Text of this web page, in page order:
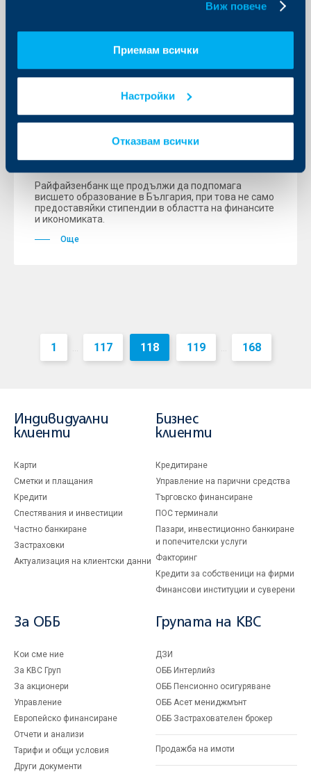
Виж повече
Приемам всички
Настройки
Отказвам всички
Райфайзенбанк предостави 216
колежи в цялата страна на обща
стойност 32 400 лв.
Райфайзенбанк ще продължи да подпомага
висшето образование в България, при това не само
предоставяйки стипендии в областта на финансите
и икономиката.
Още
1 ... 117 118 119 ... 168
Индивидуални
клиенти
Карти
Сметки и плащания
Кредити
Спестявания и инвестиции
Частно банкиране
Застраховки
Актуализация на клиентски данни
Бизнес
клиенти
Кредитиране
Управление на парични средства
Търговско финансиране
ПОС терминали
Пазари, инвестиционно банкиране
и попечителски услуги
Факторинг
Кредити за собственици на фирми
Финансови институции и суверени
За ОББ
Кои сме ние
За KBC Груп
За акционери
Управление
Европейско финансиране
Отчети и анализи
Тарифи и общи условия
Други документи
Групата на KBC
ДЗИ
ОББ Интерлийз
ОББ Пенсионно осигуряване
ОББ Асет мениджмънт
ОББ Застрахователен брокер
Продажба на имоти